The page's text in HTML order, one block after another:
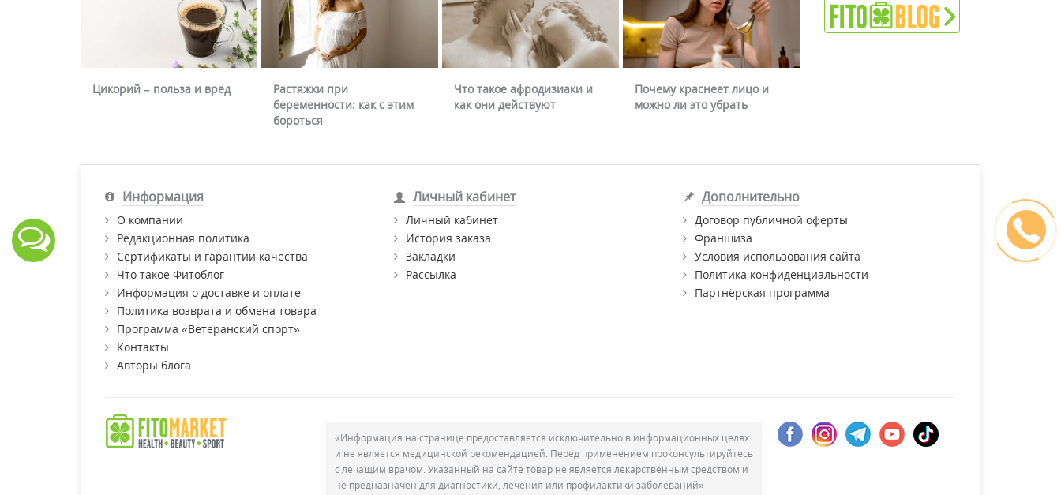
Цикорий – польза и вред
Растяжки при
беременности: как с этим
бороться
Что такое афродизиаки и
как они действуют
Почему краснеет лицо и
можно ли это убрать
Информация
О компании
Редакционная политика
Сертификаты и гарантии качества
Что такое Фитоблог
Информация о доставке и оплате
Политика возврата и обмена товара
Программа «Ветеранский спорт»
Контакты
Авторы блога
Личный кабинет
Личный кабинет
История заказа
Закладки
Рассылка
Дополнительно
Договор публичной оферты
Франшиза
Условия использования сайта
Политика конфиденциальности
Партнёрская программа
«Информация на странице предоставляется исключительно в информационных целях
и не является медицинской рекомендацией. Перед применением проконсультируйтесь
с лечащим врачом. Указанный на сайте товар не является лекарственным средством и
не предназначен для диагностики, лечения или профилактики заболеваний»